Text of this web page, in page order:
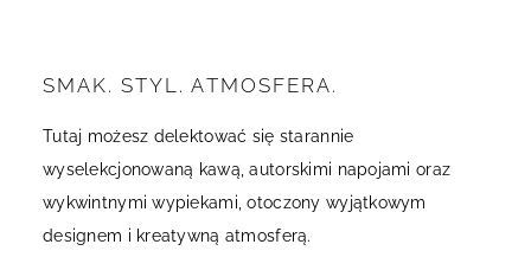
SMAK. STYL. ATMOSFERA.
Tutaj możesz delektować się starannie
wyselekcjonowaną kawą, autorskimi napojami oraz
wykwintnymi wypiekami, otoczony wyjątkowym
designem i kreatywną atmosferą.